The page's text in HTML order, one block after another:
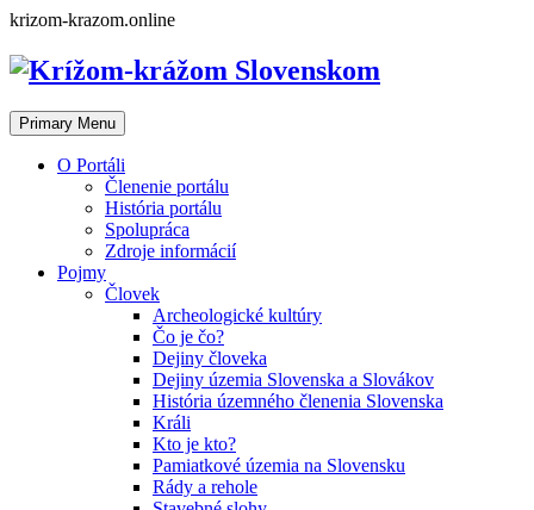
Skip
content
krizom-krazom.online
Primary Menu
O Portáli
Členenie portálu
História portálu
Spolupráca
Zdroje informácií
Pojmy
Človek
Archeologické kultúry
Čo je čo?
Dejiny človeka
Dejiny územia Slovenska a Slovákov
História územného členenia Slovenska
Králi
Kto je kto?
Pamiatkové územia na Slovensku
Rády a rehole